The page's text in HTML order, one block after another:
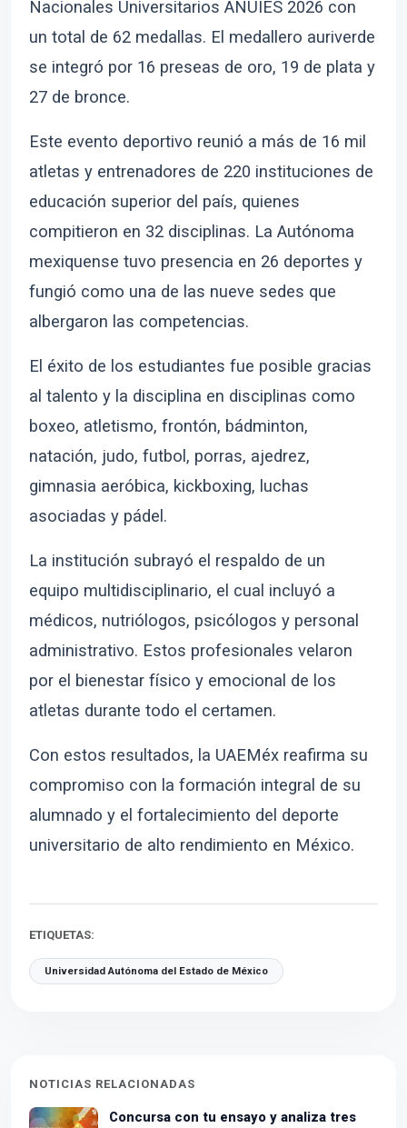
Nacionales Universitarios ANUIES 2026 con
un total de 62 medallas. El medallero auriverde
se integró por 16 preseas de oro, 19 de plata y
27 de bronce.
Este evento deportivo reunió a más de 16 mil
atletas y entrenadores de 220 instituciones de
educación superior del país, quienes
compitieron en 32 disciplinas. La Autónoma
mexiquense tuvo presencia en 26 deportes y
fungió como una de las nueve sedes que
albergaron las competencias.
El éxito de los estudiantes fue posible gracias
al talento y la disciplina en disciplinas como
boxeo, atletismo, frontón, bádminton,
natación, judo, futbol, porras, ajedrez,
gimnasia aeróbica, kickboxing, luchas
asociadas y pádel.
La institución subrayó el respaldo de un
equipo multidisciplinario, el cual incluyó a
médicos, nutriólogos, psicólogos y personal
administrativo. Estos profesionales velaron
por el bienestar físico y emocional de los
atletas durante todo el certamen.
Con estos resultados, la UAEMéx reafirma su
compromiso con la formación integral de su
alumnado y el fortalecimiento del deporte
universitario de alto rendimiento en México.
ETIQUETAS:
Universidad Autónoma del Estado de México
NOTICIAS RELACIONADAS
Concursa con tu ensayo y analiza tres